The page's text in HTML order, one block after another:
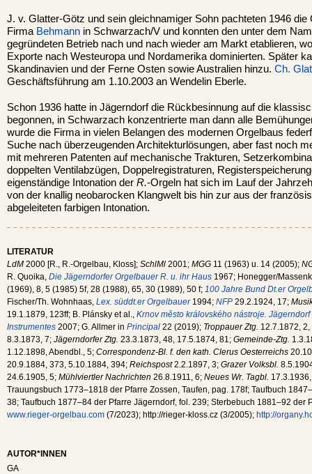
J. v. Glatter-Götz und sein gleichnamiger Sohn pachteten 1946
Firma Behmann in Schwarzach/V und konnten den unter dem
gegründeten Betrieb nach und nach wieder am Markt etablieren,
Exporte nach Westeuropa und Nordamerika dominierten. Später
Skandinavien und der Ferne Osten sowie Australien hinzu. Ch.
Geschäftsführung am 1.10.2003 an Wendelin Eberle.
Schon 1936 hatte in Jägerndorf die Rückbesinnung auf die
begonnen, in Schwarzach konzentrierte man dann alle
wurde die Firma in vielen Belangen des modernen Orgelbaus
Suche nach überzeugenden Architekturlösungen, aber fast noch
mit mehreren Patenten auf mechanische Trakturen,
doppelten Ventilabzügen, Doppelregistraturen,
eigenständige Intonation der R.-Orgeln hat sich im Lauf der
von der knallig neobarocken Klangwelt bis hin zur aus der
abgeleiteten farbigen Intonation.
LITERATUR
LdM 2000 [R., R.-Orgelbau, Kloss]; SchlMl 2001; MGG 11 (1963) u. 14 (2005);
R. Quoika, Die Jägerndorfer Orgelbauer R. u. ihr Haus 1967; Honegger/
(1969), 8, 5 (1985) 5f, 28 (1988), 65, 30 (1989), 50 f; 100 Jahre Bund Dt.er
Fischer/Th. Wohnhaas, Lex. süddt.er Orgelbauer 1994; NFP 29.2.1924, 17;
19.1.1879, 123ff; B. Plánsky et al., Krnov město královského nástroje.
Instrumentes 2007; G. Allmer in Principal 22 (2019); Troppauer Ztg. 12.7.1872,
8.3.1873, 7; Jägerndorfer Ztg. 23.3.1873, 48, 17.5.1874, 81; Gemeinde-Ztg.
1.12.1898, Abendbl., 5; Correspondenz-Bl. f. den kath. Clerus Oesterreichs
20.9.1884, 373, 5.10.1884, 394; Reichspost2.2.1897, 3; Grazer Volksbl.
24.6.1905, 5; Mühlviertler Nachrichten 26.8.1911, 6; Neues Wr. Tagbl.
Trauungsbuch 1773–1818 der Pfarre Zossen, Taufen, pag. 178f; Taufbuch
38; Taufbuch 1877–84 der Pfarre Jägerndorf, fol. 239; Sterbebuch 1881–92 der
www.rieger-orgelbau.com (7/2023); http://rieger-kloss.cz (3/2005); http://
AUTOR*INNEN
GA